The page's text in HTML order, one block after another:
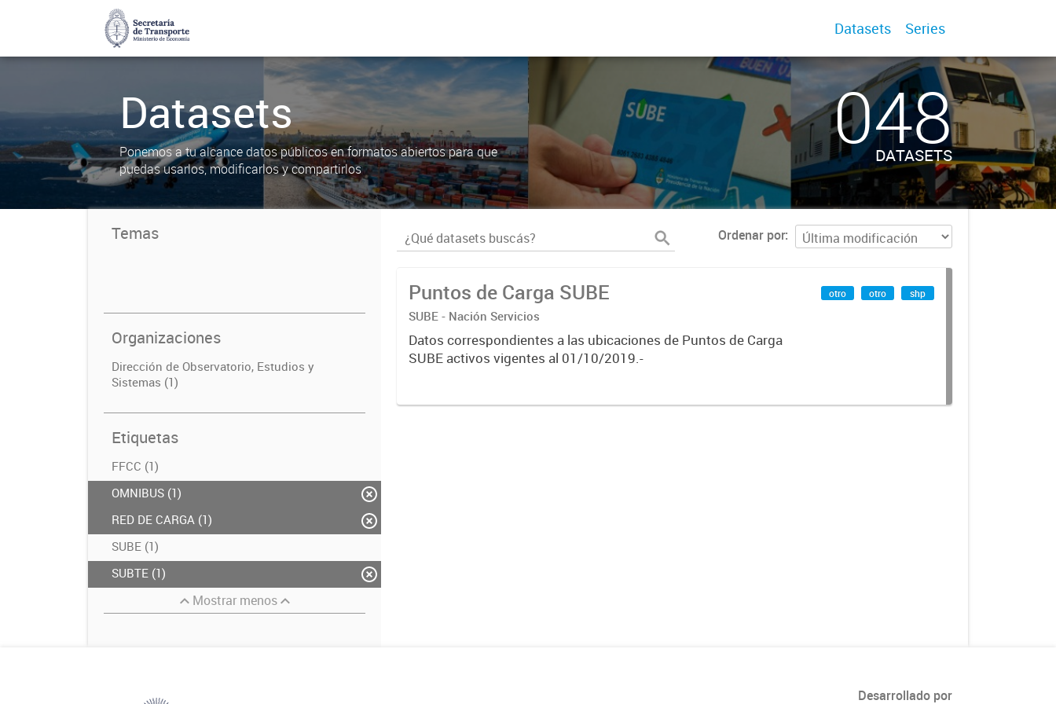
Datasets Series
Datasets
Ponemos a tu alcance datos públicos en formatos abiertos para que
puedas usarlos, modificarlos y compartirlos
048
DATASETS
Temas
Organizaciones
Dirección de Observatorio, Estudios y
Sistemas (1)
Etiquetas
FFCC (1)
OMNIBUS (1)
RED DE CARGA (1)
SUBE (1)
SUBTE (1)
Mostrar menos
Ordenar por
Puntos de Carga SUBE
SUBE - Nación Servicios
Datos correspondientes a las ubicaciones de Puntos de Carga
SUBE activos vigentes al 01/10/2019.-
otro otro shp
Desarrollado por